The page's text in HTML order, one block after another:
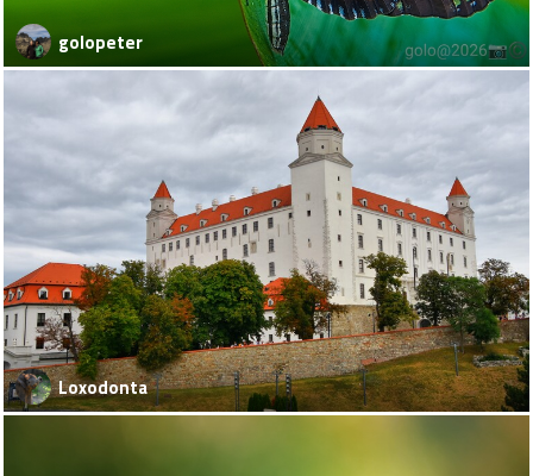
golopeter
Loxodonta